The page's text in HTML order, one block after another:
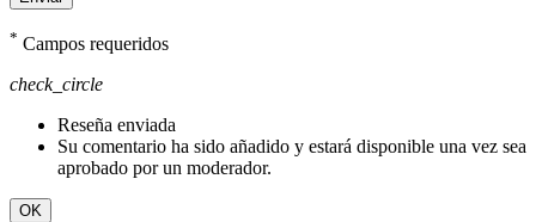
* Campos requeridos
check_circle
Reseña enviada
Su comentario ha sido añadido y estará disponible una vez sea
aprobado por un moderador.
OK